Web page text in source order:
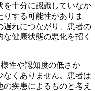
を十分に認識していなか
する可能性がありま
遅れにつながり、患者の
健康状態の悪化を招く
性や認知度の低さか
なくありません。患者は
疾患によるものと考え